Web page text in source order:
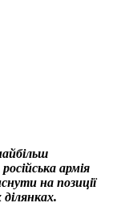
армія
на позиції
ділянках.